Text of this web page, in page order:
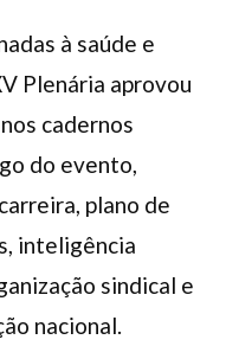
à saúde e
Plenária aprovou
cadernos
do evento,
plano de
inteligência
sindical e
nacional.